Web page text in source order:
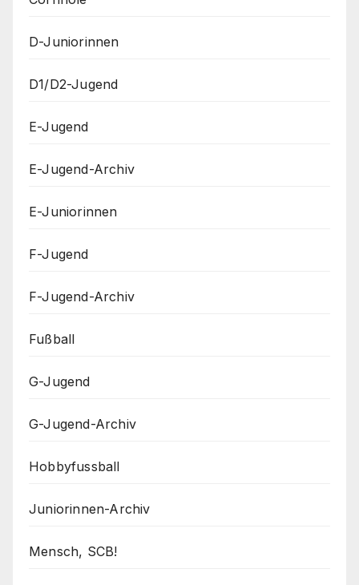
D-Juniorinnen
D1/D2-Jugend
E-Jugend
E-Jugend-Archiv
E-Juniorinnen
F-Jugend
F-Jugend-Archiv
Fußball
G-Jugend
G-Jugend-Archiv
Hobbyfussball
Juniorinnen-Archiv
Mensch, SCB!